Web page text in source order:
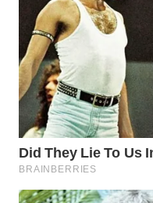
WN
TEBING
TINGGI
WN
PAKPAK
WN
KARAWANG